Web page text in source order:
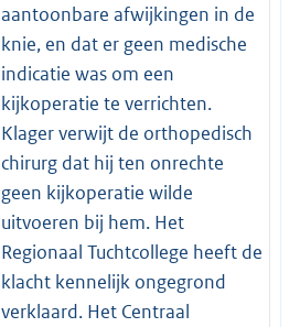
aantoonbare afwijkingen in de
knie, en dat er geen medische
indicatie was om een
kijkoperatie te verrichten.
Klager verwijt de orthopedisch
chirurg dat hij ten onrechte
geen kijkoperatie wilde
uitvoeren bij hem. Het
Regionaal Tuchtcollege heeft de
klacht kennelijk ongegrond
verklaard. Het Centraal